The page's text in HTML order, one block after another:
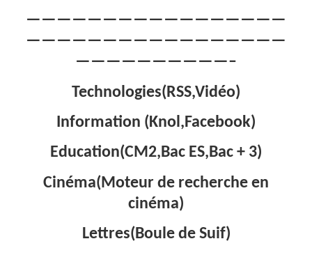
—————————————————
—————————————————
——————————–
Technologies(RSS,Vidéo)
Information (Knol,Facebook)
Education(CM2,Bac ES,Bac + 3)
Cinéma(Moteur de recherche en
cinéma)
Lettres(Boule de Suif)